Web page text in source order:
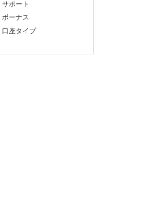
サポート
ボーナス
口座タイプ